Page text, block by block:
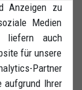
41030 Italy
Anzeigen zu
Medien
liefern auch
für unsere
Partner
aufgrund Ihrer